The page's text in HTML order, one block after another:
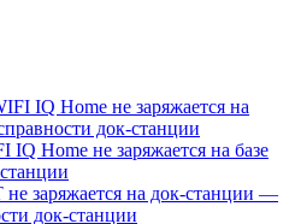
IQ Home не заряжается на базе